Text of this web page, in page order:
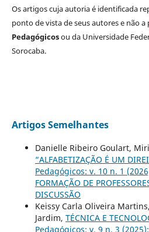
Os artigos cuja autoria é identificada
ponto de vista de seus autores e não a
Pedagógicosou da Universidade
Sorocaba.
Artigos Semelhantes
Danielle Ribeiro Goulart,
“ALFABETIZAÇÃO É UM
Pedagógicos: v. 10 n. 1
FORMAÇÃO DE
DISCUSSÃO
Keissy Carla Oliveira
Jardim, TÉCNICA E
Pedagógicos: v. 9 n. 3 (2025):